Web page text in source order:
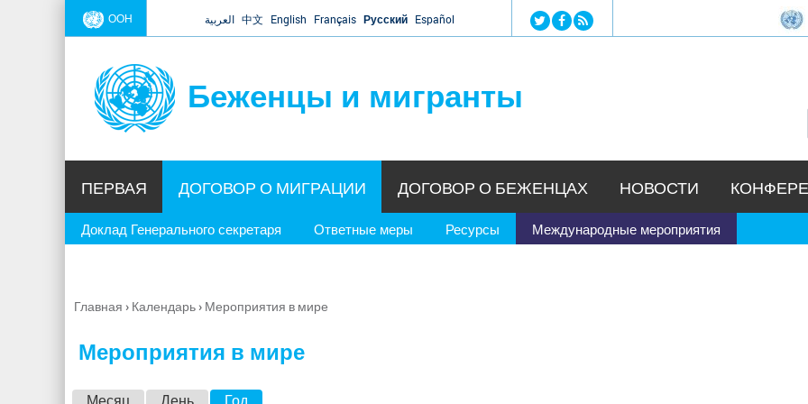
Jump to navigation
ООН العربية 中文 English Français Русский Español
Беженцы и мигранты
ПЕРВАЯ ДОГОВОР О МИГРАЦИИ
Доклад Генерального секретаря Ответные меры Ресурсы Международные мероприятия
ДОГОВОР О БЕЖЕНЦАХ НОВОСТИ
Вы
Главная › Календарь› Мероприятия в мире
Мероприятия в мире